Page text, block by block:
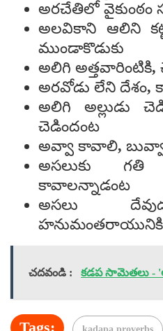
అరచేతిలో వైకుంఠం
అలవికాని ఆలిని
ముండాకొడుకు
అలిగి అత్తవారింటికి,
అరవోడు లేని దేశం,
అలిగి అల్లుడు
చెడిందంట
అవ్వా కావాలి,
అసలుకు గతి
కావాలన్నాడంట
అసలు
హనుమంతరాయునికి
చదవండి : కడప సామెతలు
Tags: